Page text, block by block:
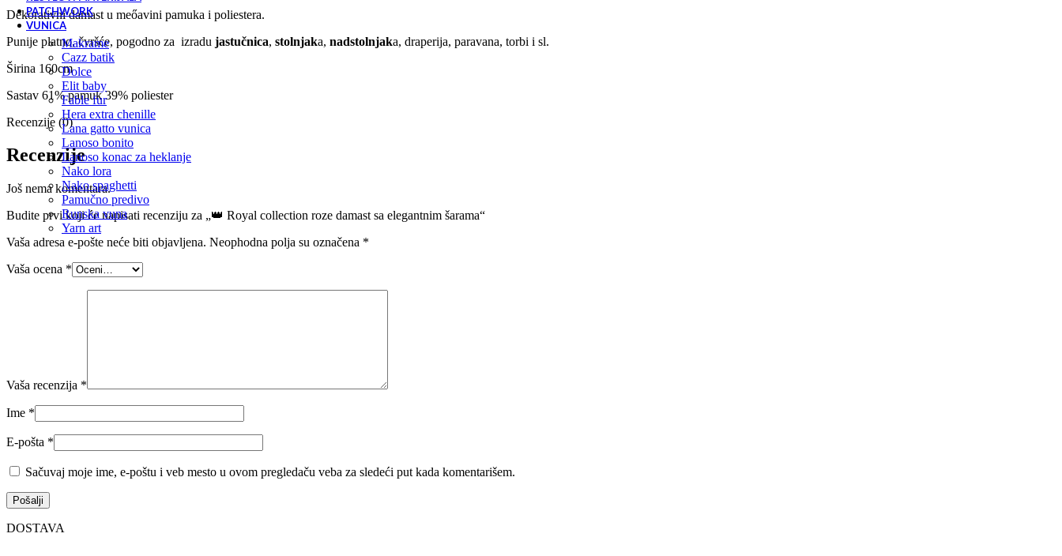
PATCHWORK
VUNICA
makrame
cazz batik
dolce
elit baby
fable fur
hera extra chenille
lana gatto vunica
lanoso bonito
lanoso konac za heklanje
nako lora
nako spaghetti
pamučno predivo
runska vuna
yarn art
Dekorativni damast u meőavini pamuka i poliestera.
Punije platno, čvršće, pogodno za izradu jastučnica, stolnjaka, nadstolnjaka, draperija, paravana, torbi i sl.
Širina 160cm
Sastav 61% pamuk 39% poliester
Recenzije (0)
Recenzije
Još nema komentara.
Budite prvi koji će napisati recenziju za „👑 Royal collection roze damast sa elegantnim šarama“
Vaša adresa e-pošte neće biti objavljena. Neophodna polja su označena *
Vaša ocena *
Vaša recenzija *
Ime *
E-pošta *
Sačuvaj moje ime, e-poštu i veb mesto u ovom pregledaču veba za sledeći put kada komentarišem.
DOSTAVA